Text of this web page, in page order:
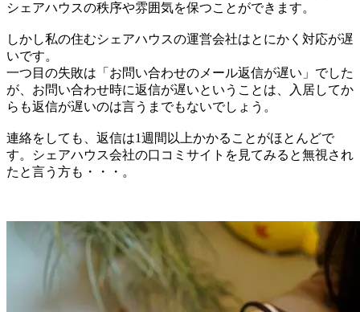
シェアハウスの秩序や雰囲気を保つことができます。
しかし私の住むシェアハウスの運営会社はとにかく対応が遅
いです。
一つ目の失敗は「お問い合わせのメール返信が遅い」でした
が、お問い合わせ時に返信が遅いということは、入居してか
らも返信が遅いのは言うまでもないでしょう。
連絡をしても、返信は1週間以上かかることがほとんどで
す。シェアハウス会社の口コミサイトを見てみると無視され
たと言う方も・・・。